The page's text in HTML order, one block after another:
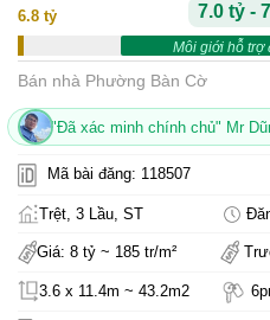
6.8 tỷ 7.0 tỷ -
Môi giới hỗ trợ
Bán nhà Phường Bàn Cờ
"Đã xác minh chính chủ" Mr
Mã bài đăng: 118507
Trệt, 3 Lầu, ST
Giá: 8 tỷ ~ 185 tr/m²
3.6 x 11.4m ~ 43.2m2